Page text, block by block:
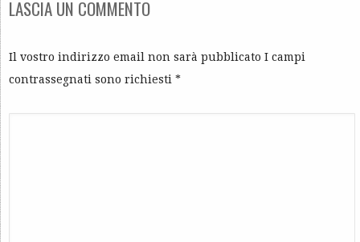
LASCIA UN COMMENTO
Il vostro indirizzo email non sarà pubblicato I campi
contrassegnati sono richiesti *